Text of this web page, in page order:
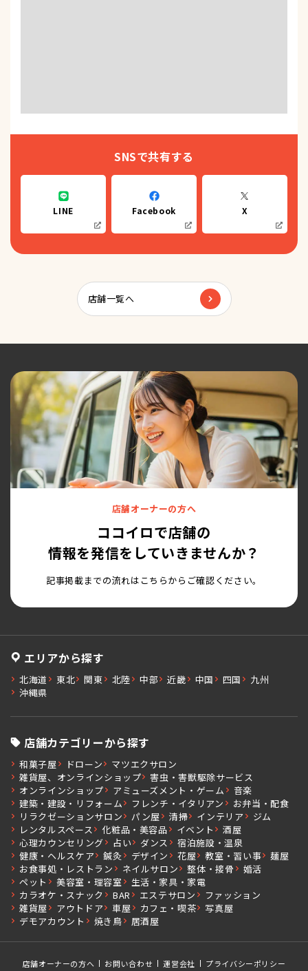
SNSで共有する
LINE Facebook X
店舗一覧へ
店舗オーナーの方へ
ココイロで店舗の
情報を発信をしていきませんか？
記事掲載までの流れはこちらからご確認ください。
エリアから探す
北海道 東北 関東 北陸 中部 近畿 中国 四国
九州
沖縄県
店舗カテゴリーから探す
和菓子屋 ドローン
マツエクサロン
雑貨屋、オンラインショップ
害虫・害獣駆除サービス
オンラインショップ
アミューズメント・ゲーム
音楽
建築・建設・リフォーム
フレンチ・イタリアン
お弁当・配食
リラクゼーションサロン
パン屋 清掃 インテリア
ジム
レンタルスペース
化粧品・美容品 イベント
酒屋
心理カウンセリング
占い ダンス
宿泊施設・温泉
健康・ヘルスケア
鍼灸 デザイン 花屋 教室・習い事
麺屋
お食事処・レストラン
ネイルサロン 整体・接骨
婚活
ペット
美容室・理容室
生活・家具・家電
カラオケ・スナック
BAR エステサロン
ファッション
雑貨屋
アウトドア 車屋 カフェ・喫茶
写真屋
デモアカウント
焼き鳥 居酒屋
店舗オーナーの方へ お問い合わせ 運営会社 プライバシーポリシー